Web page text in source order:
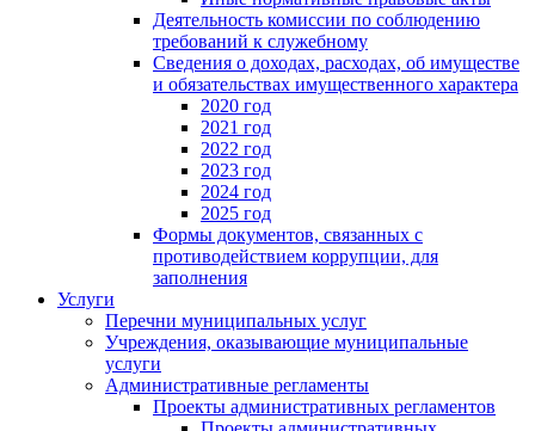
Деятельность комиссии по соблюдению
требований к служебному
Сведения о доходах, расходах, об имуществе
и обязательствах имущественного характера
2020 год
2021 год
2022 год
2023 год
2024 год
2025 год
Формы документов, связанных с
противодействием коррупции, для
заполнения
Услуги
Перечни муниципальных услуг
Учреждения, оказывающие муниципальные
услуги
Административные регламенты
Проекты административных регламентов